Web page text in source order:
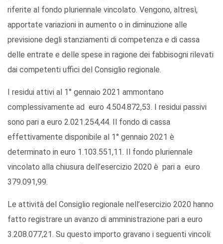
riferite al fondo pluriennale vincolato. Vengono, altresì,
apportate variazioni in aumento o in diminuzione alle
previsione degli stanziamenti di competenza e di cassa
delle entrate e delle spese in ragione dei fabbisogni rilevati
dai competenti uffici del Consiglio regionale.
I residui attivi al 1° gennaio 2021 ammontano
complessivamente ad euro 4.504.872,53. I residui passivi
sono pari a euro 2.021.254,44. Il fondo di cassa
effettivamente disponibile al 1° gennaio 2021 è
determinato in euro 1.103.551,11. Il fondo pluriennale
vincolato alla chiusura dell’esercizio 2020 è pari a euro
379.091,99.
Le attività del Consiglio regionale nell’esercizio 2020 hanno
fatto registrare un avanzo di amministrazione pari a euro
3.208.077,21. Su questo importo gravano i seguenti vincoli: